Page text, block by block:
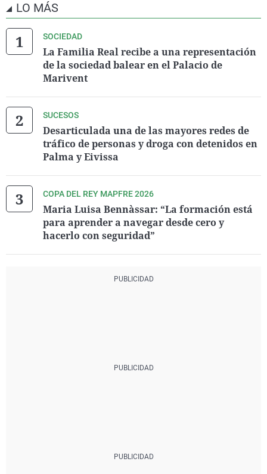
LO MÁS
SOCIEDAD
La Familia Real recibe a una representación
de la sociedad balear en el Palacio de
Marivent
SUCESOS
Desarticulada una de las mayores redes de
tráfico de personas y droga con detenidos en
Palma y Eivissa
COPA DEL REY MAPFRE 2026
Maria Luisa Bennàssar: “La formación está
para aprender a navegar desde cero y
hacerlo con seguridad”